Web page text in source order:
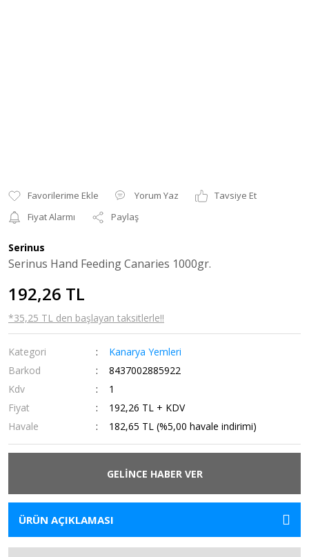
Yorum Yaz
Tavsiye Et
Fiyat Alarmı
Paylaş
Serinus
Serinus Hand Feeding Canaries 1000gr.
192,26 TL
*35,25 TL den başlayan taksitlerle!!
Kategori
Kanarya Yemleri
Barkod
8437002885922
Kdv
1
Fiyat
192,26 TL + KDV
Havale
182,65 TL (%5,00 havale indirimi)
GELİNCE HABER VER
ÜRÜN AÇIKLAMASI